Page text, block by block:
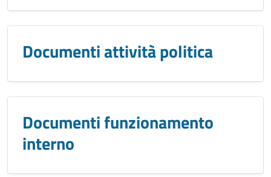
Documenti attività politica
Documenti funzionamento
interno